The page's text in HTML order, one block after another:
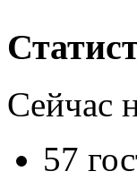
Сейчас
57